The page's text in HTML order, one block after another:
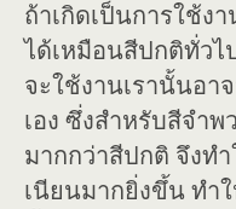
ถ้าเกิดเป็นการใช้ง
ได้เหมือนสีปกติทั่วไ
จะใช้งานเรานั้นอา
เอง ซึ่งสำหรับสีจำ
มากกว่าสีปกติ จึงท
เนียนมากยิ่งขึ้น ทำ